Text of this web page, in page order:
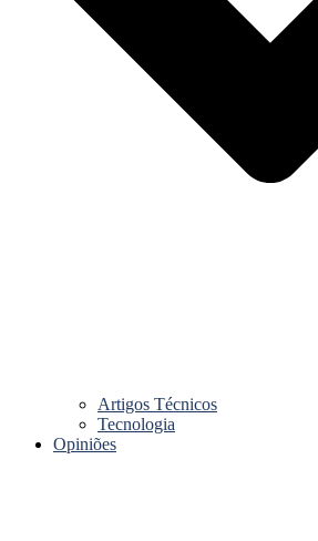
Artigos Técnicos
Tecnologia
Opiniões